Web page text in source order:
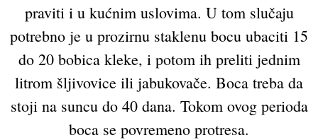
praviti i u kućnim uslovima. U tom slučaju
potrebno je u prozirnu staklenu bocu ubaciti 15
do 20 bobica kleke, i potom ih preliti jednim
litrom šljivovice ili jabukovače. Boca treba da
stoji na suncu do 40 dana. Tokom ovog perioda
boca se povremeno protresa.